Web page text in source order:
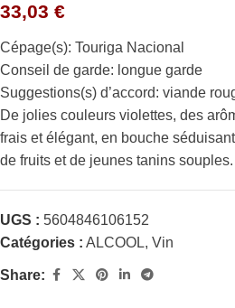
33,03 €
Cépage(s): Touriga Nacional
Conseil de garde: longue garde
Suggestions(s) d’accord: viande
De jolies couleurs violettes, des
frais et élégant, en bouche
de fruits et de jeunes tanins souples.
UGS : 5604846106152
Catégories : ALCOOL, Vin
Share: